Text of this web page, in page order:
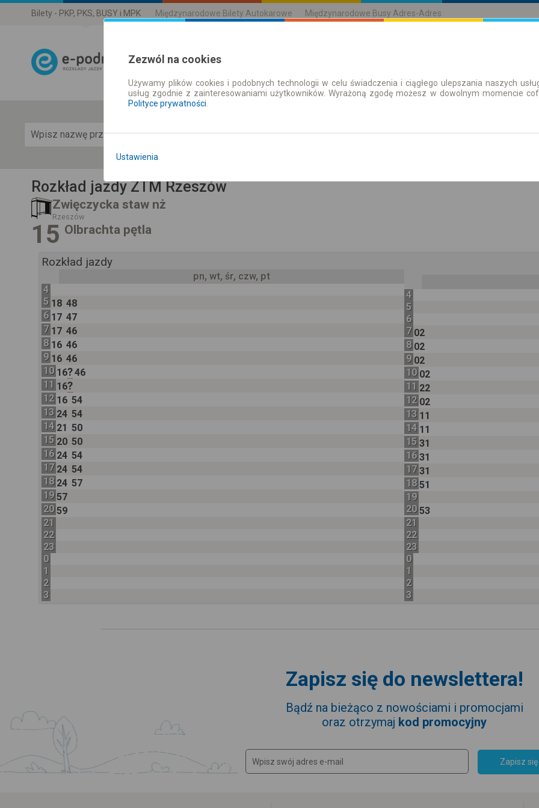
Bilety - PKP, PKS, BUSY i MPK Międzynarodowe Bilety Autokarowe Międzynarodowe Busy Adres-Adres
Rozkład Jazdy | Bilety Bilety okresowe
Pokaż rozkład
Rozkład jazdy ZTM Rzeszów
Zwięczycka staw nż
Rzeszów
15 Olbrachta pętla
Rozkład jazdy
pn, wt, śr, czw, pt
4
5 18 48
6 17 47
7 17 46
8 16 46
9 16 46
10 16?46
11 16?
12 16 54
13 24 54
14 21 50
15 20 50
16 24 54
17 24 54
18 24 57
19 57
20 59
21
22
23
0
1
2
3
4
5
6
7 02
8 02
9 02
10 02
11 22
12 02
13 11
14 11
15 31
16 31
17 31
18 51
19
20 53
21
22
23
0
1
2
3
Zapisz się do newslettera!
Bądź na bieżąco z nowościami i promocjami
oraz otrzymaj kod promocyjny
Zapisz się
Zezwól na cookies
Używamy plików cookies i podobnych technologii w celu świadczenia i ciągłego ulepszania naszych
usług zgodnie z zainteresowaniami użytkowników. Wyrażoną zgodę możesz w dowolnym momencie
Polityce prywatności
Ustawienia